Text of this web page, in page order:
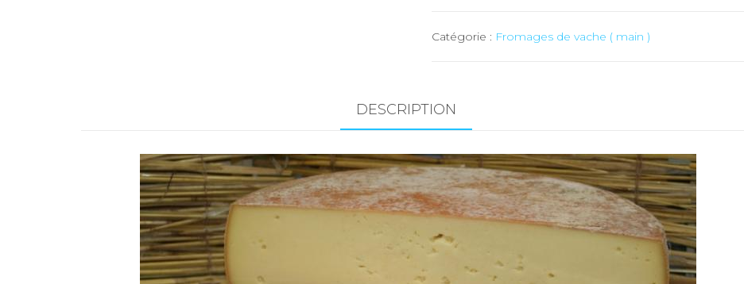
"Orsières"
pc
-
env.
4.6
kg
Catégorie : Fromages de vache ( main )
DESCRIPTION